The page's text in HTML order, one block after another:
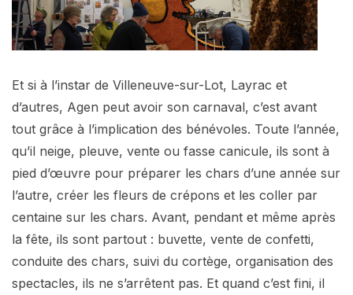
Et si à l’instar de Villeneuve-sur-Lot, Layrac et
d’autres, Agen peut avoir son carnaval, c’est avant
tout grâce à l’implication des bénévoles. Toute l’année,
qu’il neige, pleuve, vente ou fasse canicule, ils sont à
pied d’œuvre pour préparer les chars d’une année sur
l’autre, créer les fleurs de crépons et les coller par
centaine sur les chars. Avant, pendant et même après
la fête, ils sont partout : buvette, vente de confetti,
conduite des chars, suivi du cortège, organisation des
spectacles, ils ne s’arrêtent pas. Et quand c’est fini, il